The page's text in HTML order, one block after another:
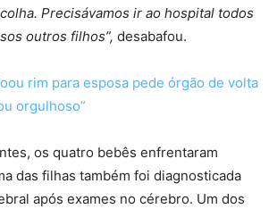
Precisávamos ir ao hospital todos
outros filhos”, desabafou.
rim para esposa pede órgão de volta
orgulhoso”
os quatro bebês enfrentaram
das filhas também foi diagnosticada
após exames no cérebro. Um dos